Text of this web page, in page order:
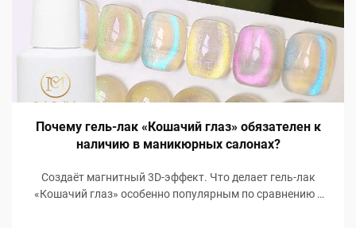
Почему гель-лак «Кошачий глаз» обязателен к
наличию в маникюрных салонах?
Создаёт магнитный 3D-эффект. Что делает гель-лак
«Кошачий глаз» особенно популярным по сравнению с